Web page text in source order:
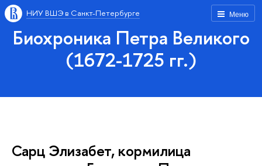
Меню
НИУ ВШЭ в Санкт-Петербурге
Биохроника Петра Великого
(1672-1725 гг.)
Сарц Элизабет, кормилица